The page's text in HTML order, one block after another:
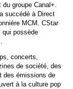
groupe Canal+.
succédé à Direct
MCM. CStar
qui possède
concerts,
de société, des
des émissions de
à la culture pop